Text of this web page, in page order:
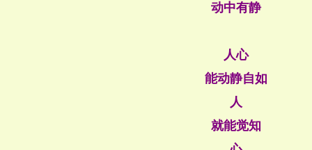
动中有静
人心
能动静自如
人
就能觉知